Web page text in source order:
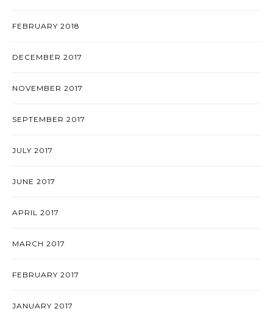
FEBRUARY 2018
DECEMBER 2017
NOVEMBER 2017
SEPTEMBER 2017
JULY 2017
JUNE 2017
APRIL 2017
MARCH 2017
FEBRUARY 2017
JANUARY 2017